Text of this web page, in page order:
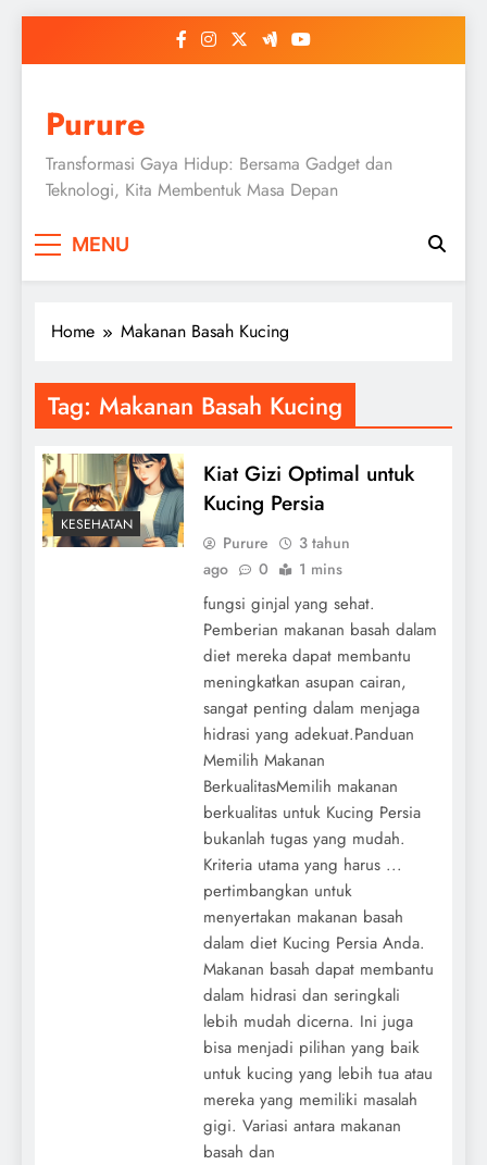
Purure
Transformasi Gaya Hidup: Bersama Gadget dan
Teknologi, Kita Membentuk Masa Depan
MENU
Home Makanan Basah Kucing
Tag: Makanan Basah Kucing
KESEHATAN
Kiat Gizi Optimal untuk
Kucing Persia
Purure
3 tahun
ago
0 1 mins
fungsi ginjal yang sehat.
Pemberian makanan basah dalam
diet mereka dapat membantu
meningkatkan asupan cairan,
sangat penting dalam menjaga
hidrasi yang adekuat.Panduan
Memilih Makanan
BerkualitasMemilih makanan
berkualitas untuk Kucing Persia
bukanlah tugas yang mudah.
Kriteria utama yang harus ...
pertimbangkan untuk
menyertakan makanan basah
dalam diet Kucing Persia Anda.
Makanan basah dapat membantu
dalam hidrasi dan seringkali
lebih mudah dicerna. Ini juga
bisa menjadi pilihan yang baik
untuk kucing yang lebih tua atau
mereka yang memiliki masalah
gigi. Variasi antara makanan
basah dan